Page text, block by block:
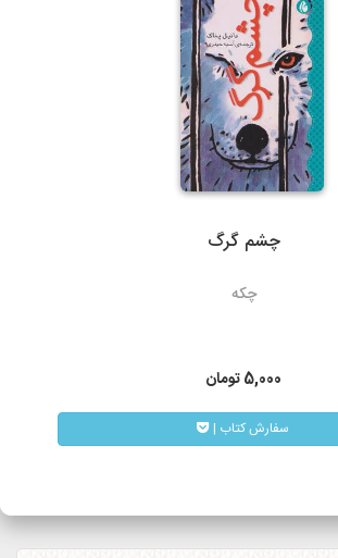
هزینه حمل به عهده مشتری خواهد بود.
سرویس‌دهی تیپاکس در بیش از 80 شهر که تک مسیره هستند به طور
ساعته است. شهرهایی که دومسیره یا راه دور هستند، معمولاً
تحویل، بسته به دوری یا نزدیکی شهر مقصد از
با تاخیر به دست مشتریان محترم برسد.
پیگیری وضعیت سفارشات پست پیشتاز از طریق
چشم گرگ
چکه
5,000تومان
| سفارش کتاب